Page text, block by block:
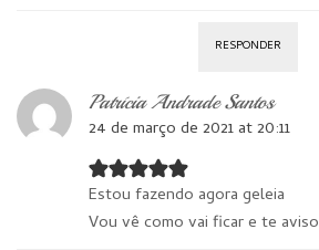
RESPONDER
Patrícia Andrade Santos
24 de março de 2021 at 20:11
Estou fazendo agora geleia
Vou vê como vai ficar e te aviso